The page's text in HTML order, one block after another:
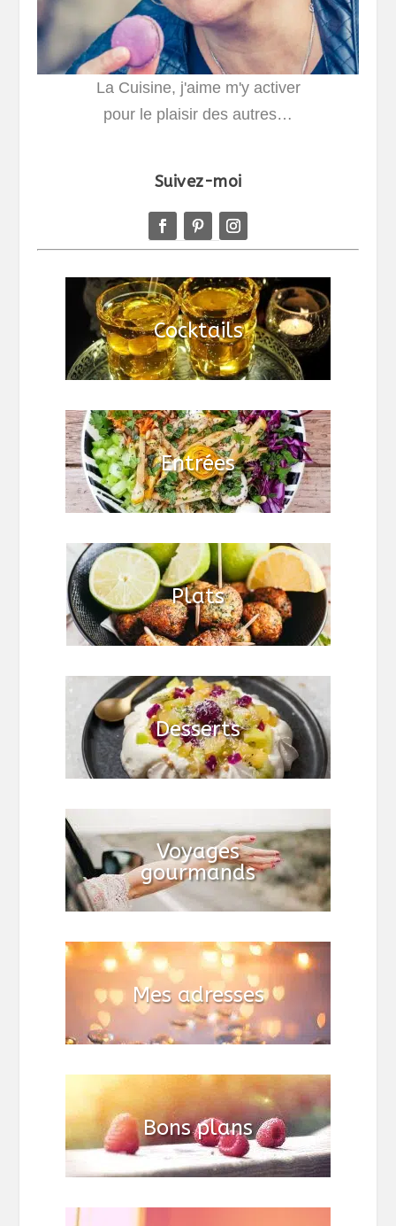
La Cuisine, j'aime m'y activer
pour le plaisir des autres…
Suivez-moi